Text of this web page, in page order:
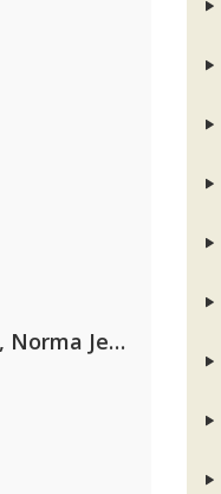
Armin van Buuren, Alok, Norma Jean Martine & LAWRENT